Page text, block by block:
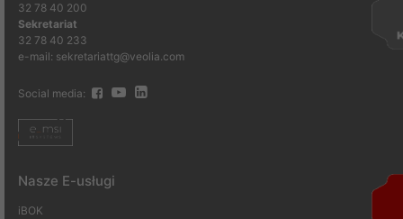
32 78 40 200
Sekretariat
32 78 40 233
e-mail: sekretariattg@veolia.com
Social media:
Nasze E-usługi
iBOK